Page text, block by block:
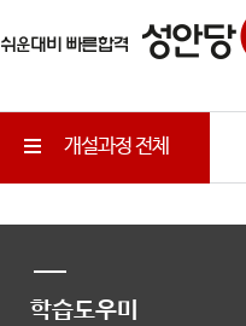
개설과정 전체
학습도우미